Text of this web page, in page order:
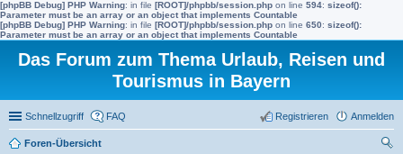
[phpBB Debug] PHP Warning: in file [ROOT]/phpbb/session.php on line 594: sizeof():
Parameter must be an array or an object that implements Countable
[phpBB Debug] PHP Warning: in file [ROOT]/phpbb/session.php on line 650: sizeof():
Parameter must be an array or an object that implements Countable
Das Forum zum Thema Urlaub, Reisen und
Tourismus in Bayern
Schnellzugriff FAQ Anmelden
Registrieren
Foren-Übersicht